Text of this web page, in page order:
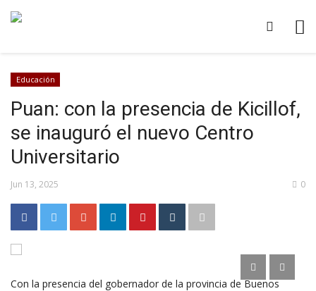
Educación
Puan: con la presencia de Kicillof,
se inauguró el nuevo Centro
Universitario
Jun 13, 2025 0
Con la presencia del gobernador de la provincia de Buenos